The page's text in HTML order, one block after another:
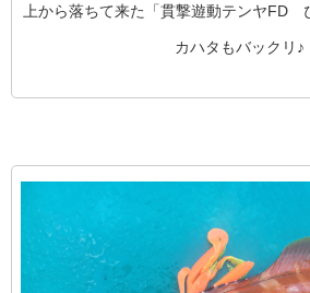
上から落ちて来た「貫撃遊動テンヤFD
カハタもバックリ♪